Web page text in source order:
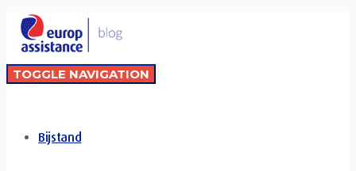
TOGGLE NAVIGATION
Bijstand